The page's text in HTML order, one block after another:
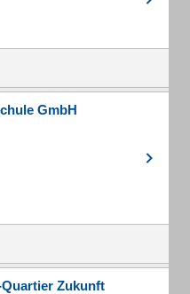
GmbH
Zukunft